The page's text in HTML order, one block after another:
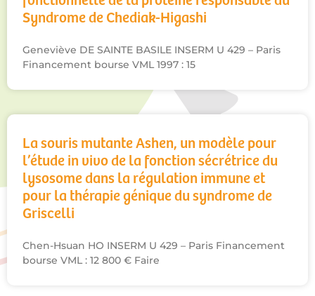
Syndrome de Chediak-Higashi
Geneviève DE SAINTE BASILE INSERM U 429 – Paris
Financement bourse VML 1997 : 15
La souris mutante Ashen, un modèle pour
l’étude in vivo de la fonction sécrétrice du
lysosome dans la régulation immune et
pour la thérapie génique du syndrome de
Griscelli
Chen-Hsuan HO INSERM U 429 – Paris Financement
bourse VML : 12 800 € Faire